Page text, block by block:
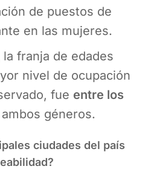
de puestos de
en las mujeres.
franja de edades
nivel de ocupación
fue entre los
géneros.
ciudades del país